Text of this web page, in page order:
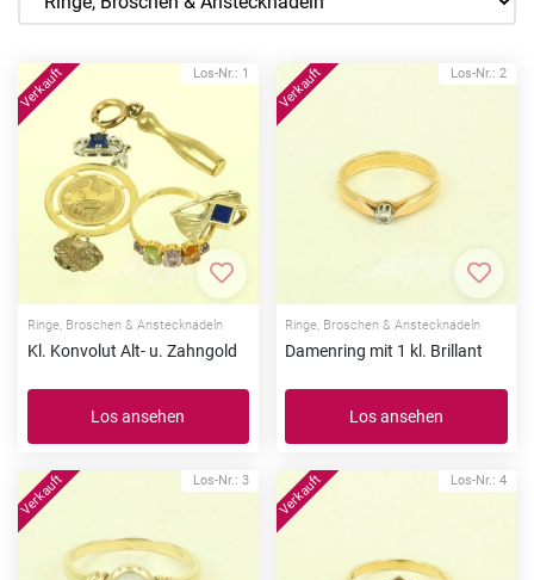
Los-Nr.: 1
Zur Merkliste hinzufügen
Ringe, Broschen & Anstecknadeln
Kl. Konvolut Alt- u. Zahngold
Los ansehen
Los-Nr.: 2
Zur
Ringe, Broschen & Anstecknadeln
Damenring mit 1 kl. Brillant
Los ansehen
Los-Nr.: 3 Los-Nr.: 4